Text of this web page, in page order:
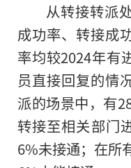
从转接转派
成功率、转接成
率均较2024年有
员直接回复的情
派的场景中，有
转接至相关部门
6%未接通；在所